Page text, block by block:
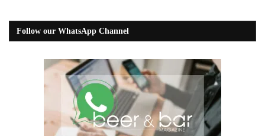
Follow our WhatsApp Channel